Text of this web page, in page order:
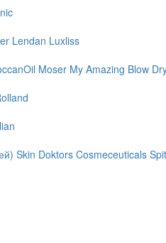
Lendan Luxliss
Moser My Amazing Blow
Skin Doktors Cosmeceuticals